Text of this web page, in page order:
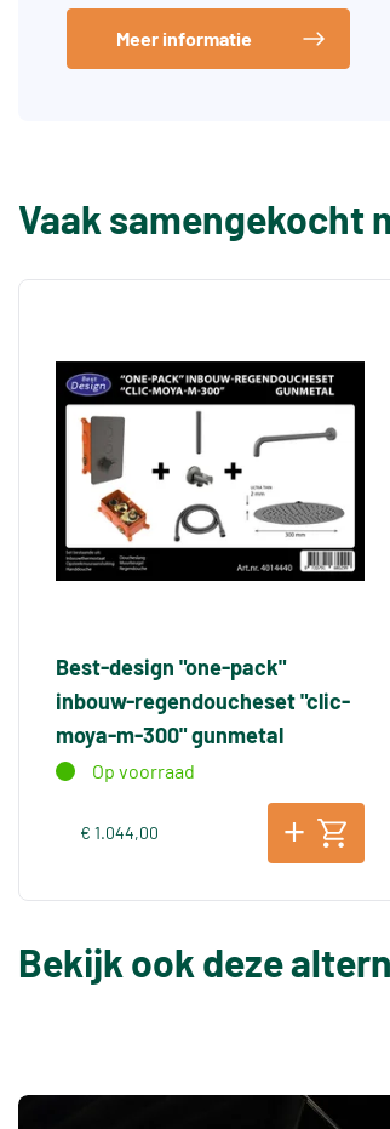
Meer informatie
Vaak samengekocht
Best-design "one-pack"
inbouw-regendoucheset "clic-
moya-m-300" gunmetal
Op voorraad
€ 1.044,00
Bekijk ook deze